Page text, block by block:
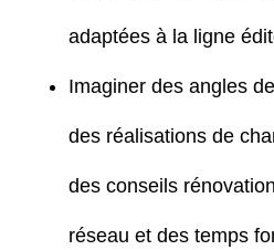
adaptées à la ligne
Imaginer des angles
des réalisations de
des conseils
réseau et des temps